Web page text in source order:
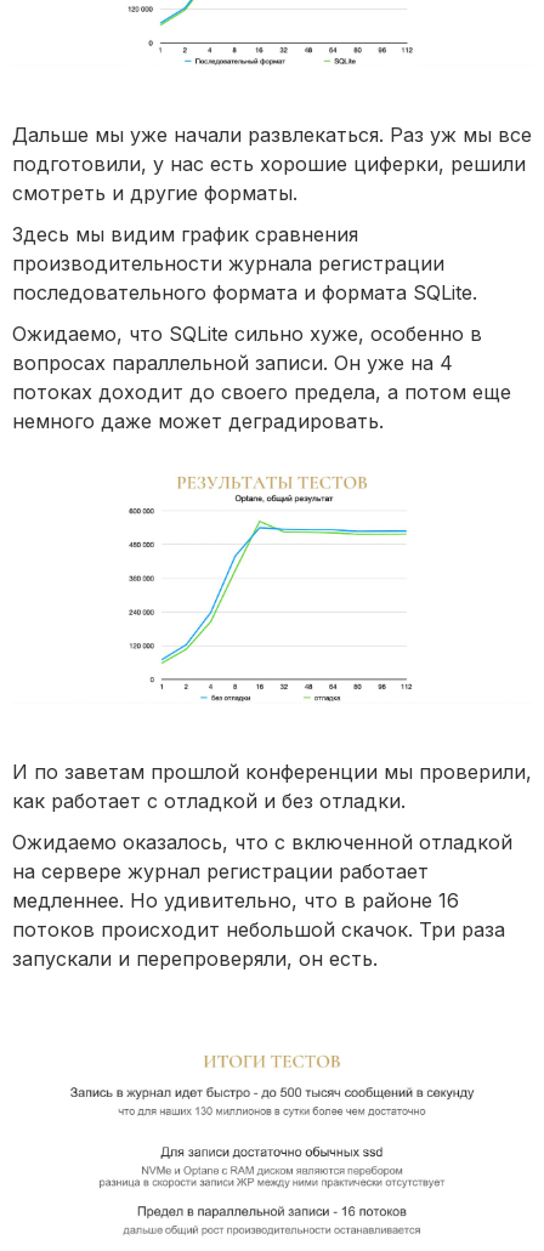
Дальше мы уже начали развлекаться. Раз уж мы все
подготовили, у нас есть хорошие циферки, решили
смотреть и другие форматы.
Здесь мы видим график сравнения
производительности журнала регистрации
последовательного формата и формата SQLite.
Ожидаемо, что SQLite сильно хуже, особенно в
вопросах параллельной записи. Он уже на 4
потоках доходит до своего предела, а потом еще
немного даже может деградировать.
И по заветам прошлой конференции мы проверили,
как работает с отладкой и без отладки.
Ожидаемо оказалось, что с включенной отладкой
на сервере журнал регистрации работает
медленнее. Но удивительно, что в районе 16
потоков происходит небольшой скачок. Три раза
запускали и перепроверяли, он есть.